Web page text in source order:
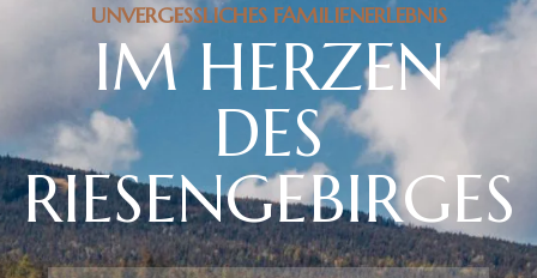
UNVERGESSLICHES FAMILIENERLEBNIS
IM HERZEN
DES
RIESENGEBIRGES